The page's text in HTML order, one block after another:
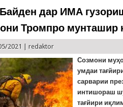
дар ИМА
Тромпро мунташир
2021 |redaktor
Созмони
умдаи
сарварии
интишораш
тағйири